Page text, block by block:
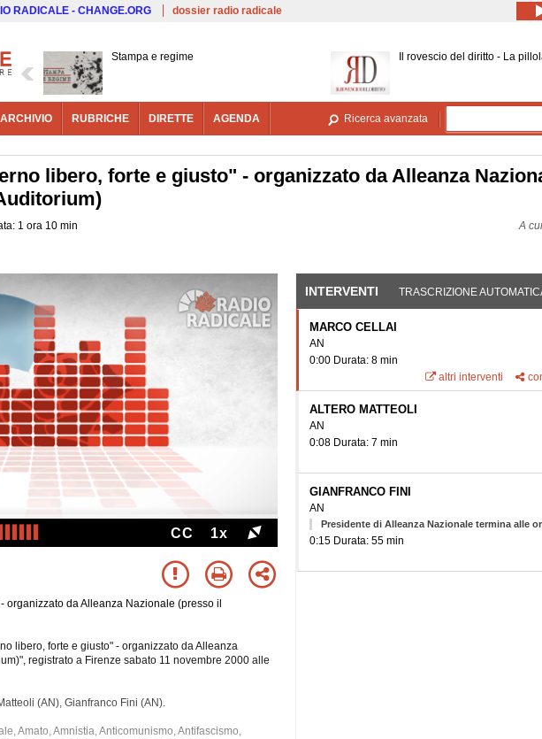
Salta al contenuto principale
RADICALE - CHANGE.ORG dossier radio radicale
Stampa e regime Il rovescio del diritto - La
ARCHIVIO RUBRICHE DIRETTE AGENDA Ricerca avanzata
libero, forte e giusto" - organizzato da Alleanza
1 ora 10 min A
CC 1x
organizzato da Alleanza Nazionale (presso il
libero, forte e giusto" - organizzato da Alleanza
registrato a Firenze sabato 11 novembre 2000 alle
(AN), Gianfranco Fini (AN).
Amato, Amnistia, Anticomunismo, Antifascismo,
INTERVENTI (SCHEDA ATTIVA)
TRASCRIZIONE
MARCO CELLAI
AN
0:00 Durata: 8 min
altri interventi
ALTERO MATTEOLI
AN
0:08 Durata: 7 min
GIANFRANCO FINI
AN
Presidente di Alleanza Nazionale termina alle
0:15 Durata: 55 min